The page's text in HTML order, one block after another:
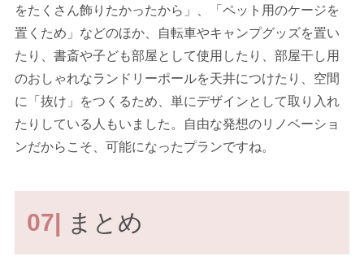
をたくさん飾りたかったから」、「ペット用のケージを
置くため」などのほか、自転車やキャンプグッズを置い
たり、書斎や子ども部屋として使用したり、部屋干し用
のおしゃれなランドリーポールを天井につけたり、空間
に「抜け」をつくるため、単にデザインとして取り入れ
たりしている人もいました。自由な発想のリノベーショ
ンだからこそ、可能になったプランですね。
07| まとめ